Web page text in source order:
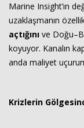
Marine Insight’ın
uzaklaşmanın
açtığını ve
koyuyor. Kanalın
anda maliyet
Krizlerin